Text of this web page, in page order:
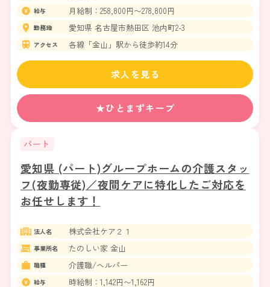
給与 月給制：258,800円〜278,800円
勤務地 愛知県 名古屋市熱田区 池内町2-3
アクセス 各線「金山」駅から徒歩約14分
★ひとまずキープ
求人を見る
パート
愛知県 (パート)グループホームの介護スタッ
フ(夜勤専従)／夜間ケアに特化したご対応を
お任せします！
法人名 株式会社ケア２１
事業所名 たのしい家 金山
職種 介護職/ヘルパー
給与 時給制：1,142円〜1,162円